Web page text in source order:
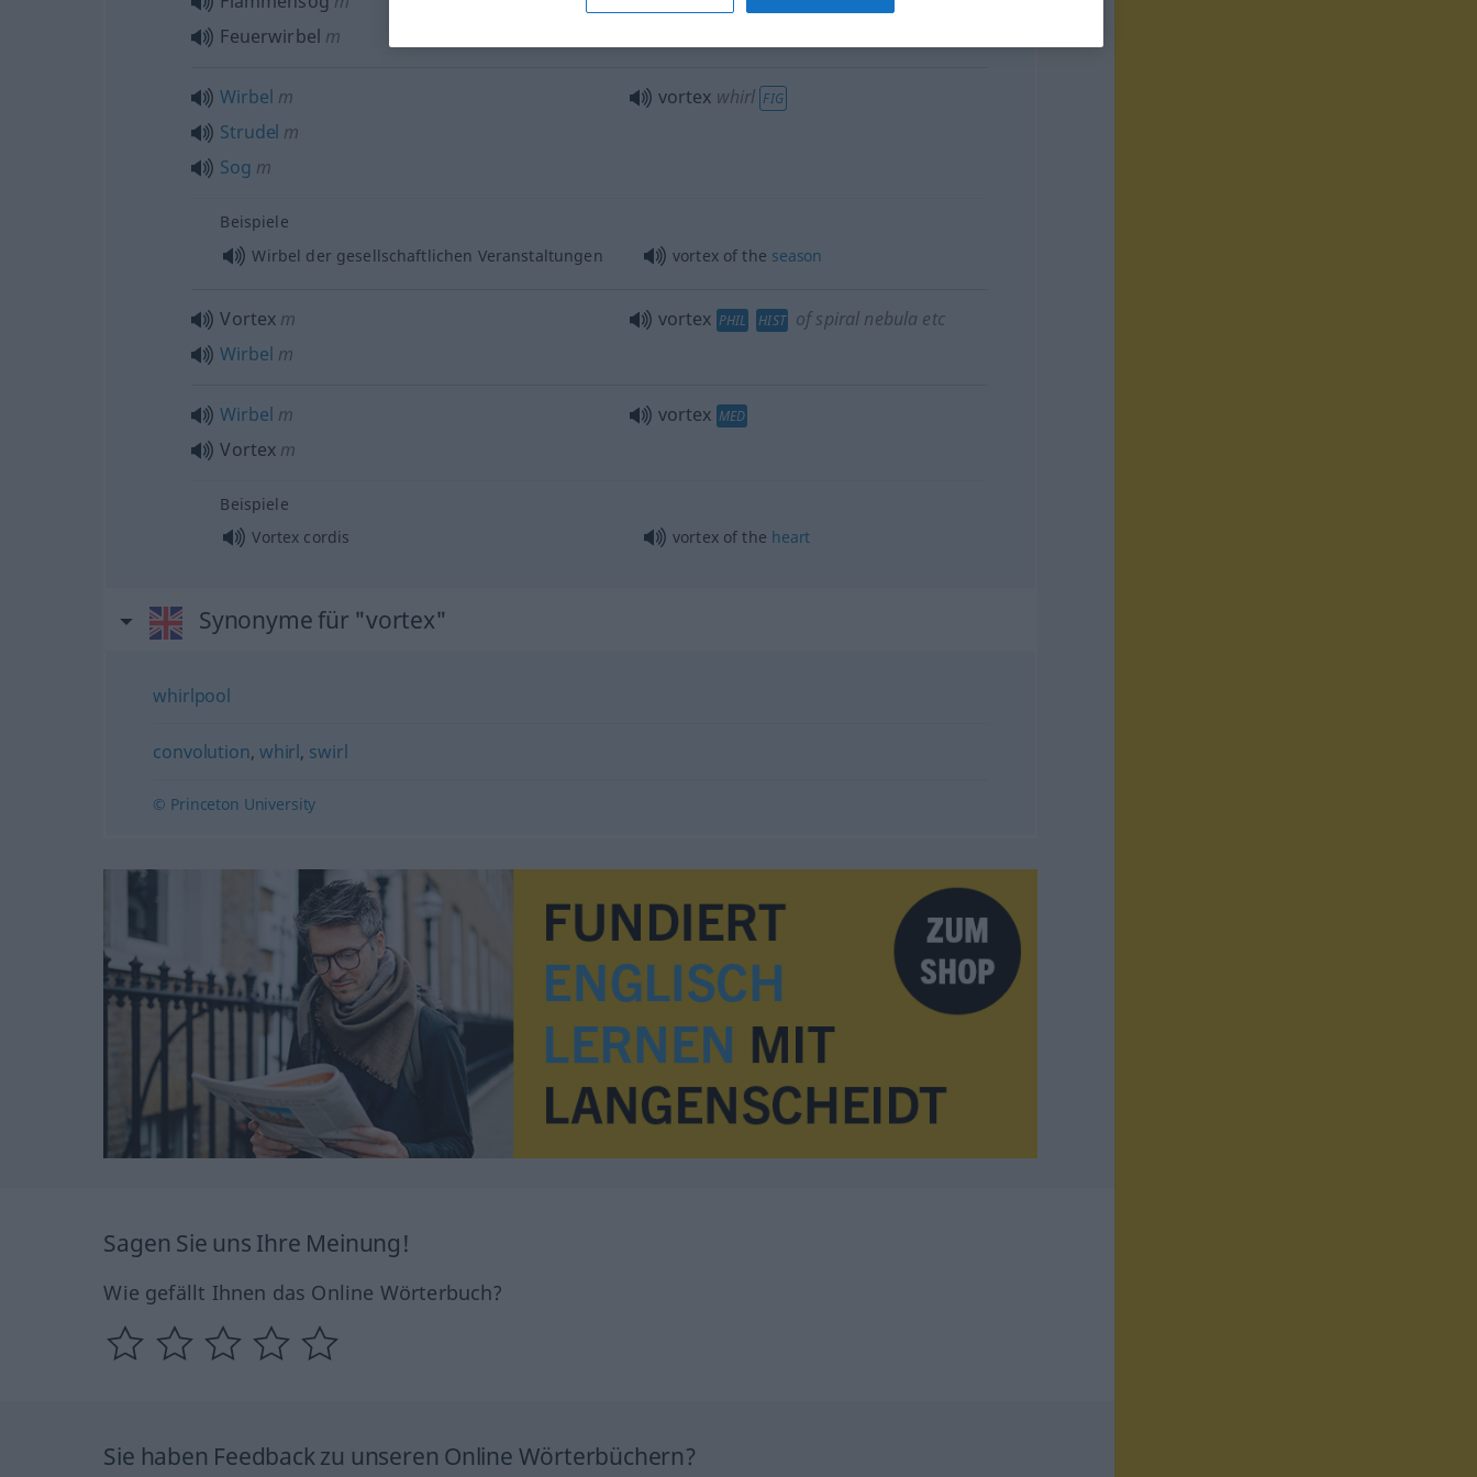
Feuerwirbel m
Wirbel m
Strudel m
Sog m
vortex whirl FIG
Beispiele
Wirbel der gesellschaftlichen Veranstaltungen
vortex of the season
Vortex m
Wirbel m
vortex PHIL HIST of spiral nebula etc
Wirbel m
Vortex m
vortex MED
Beispiele
Vortex cordis
vortex of the heart
Synonyme für "vortex"
whirlpool
convolution, whirl, swirl
© Princeton University
Sagen Sie uns Ihre Meinung!
Wie gefällt Ihnen das Online Wörterbuch?
Sie haben Feedback zu unseren Online Wörterbüchern?